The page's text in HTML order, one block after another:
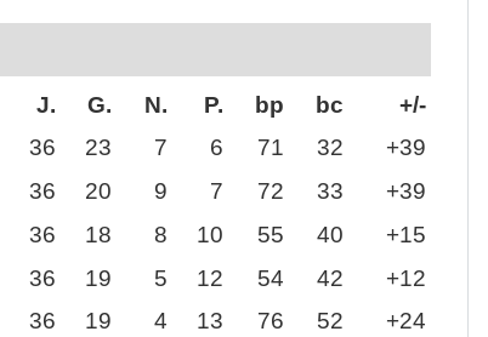
J. G. N. P. bp bc
+/-
36 23 7 6 71 32
+39
36 20 9 7 72 33
+39
36 18 8 10 55 40
+15
36 19 5 12 54 42
+12
36 19 4 13 76 52
+24